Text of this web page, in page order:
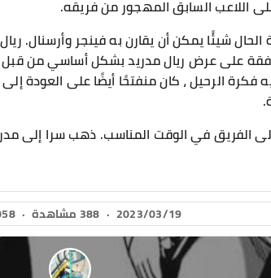
اللاعب السابق المهجور من فريقه.
شيئًا يمكن أن يقارن به فينجر وأرسنال.
على عرض ريال مدريد بشكل أساسي من قبل
فكرة الرحيل ، كان منفتحًا أيضًا على العودة
الفريق في الوقت المناسب. ذهب سرا إلى
2023/03/19
· 388 مشاهدة ·